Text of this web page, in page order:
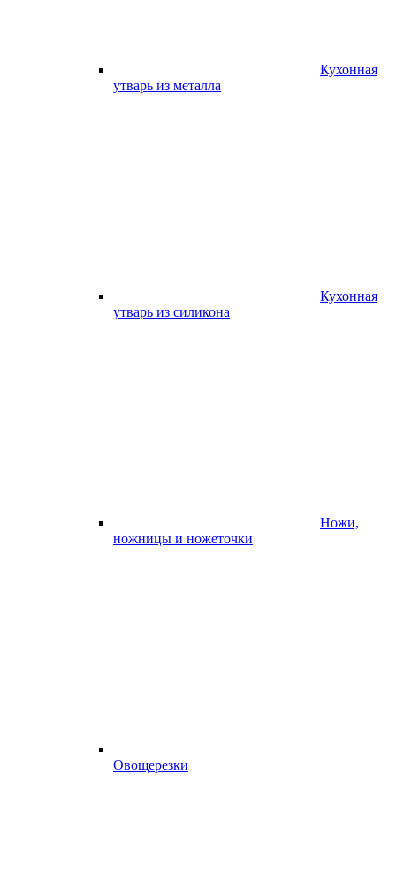
Кухонная
утварь из металла
Кухонная
утварь из силикона
Ножи,
ножницы и ножеточки
Овощерезки